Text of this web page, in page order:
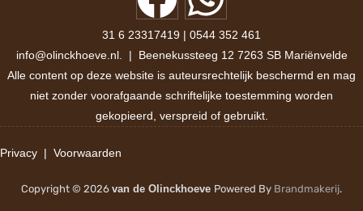
31 6 23317419 | 0544 352 461​
info@olinckhoeve.nl. | Beenekussteeg 12 7263 SB Mariënvelde
Alle content op deze website is auteursrechtelijk beschermd en mag
niet zonder voorafgaande schriftelijke toestemming worden
gekopieerd, verspreid of gebruikt.
Privacy | Voorwaarden
Copyright © 2026 van de Olinckhoeve Powered By Brandmakerij.